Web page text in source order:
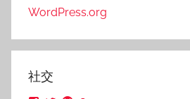
WordPress.org
社交